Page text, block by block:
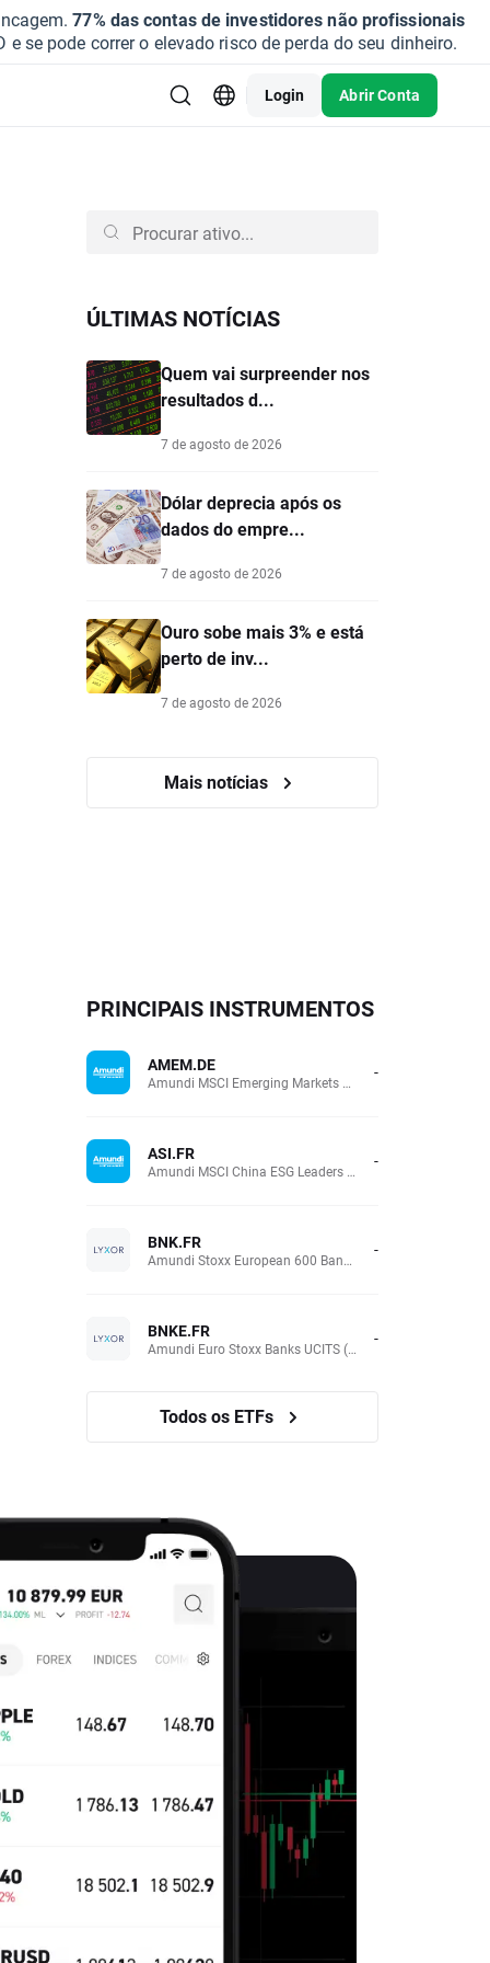
77% das contas de investidores não profissionais
se pode correr o elevado risco de perda do seu dinheiro.
Login Abrir Conta
ÚLTIMAS NOTÍCIAS
Quem vai surpreender nos
resultados d...
7 de agosto de 2026
Dólar deprecia após os
dados do empre...
7 de agosto de 2026
Ouro sobe mais 3% e está
perto de inv...
7 de agosto de 2026
Mais notícias
PRINCIPAIS INSTRUMENTOS
AMEM.DE
Amundi MSCI Emerging Markets UCITS (Acc EUR) -
ASI.FR
Amundi MSCI China ESG Leaders Extra (DR) UCITS (Acc EUR) -
BNK.FR
Amundi Stoxx European 600 Banks UCITS(Acc EUR) -
BNKE.FR
Amundi Euro Stoxx Banks UCITS (Acc EUR) -
Todos os ETFs